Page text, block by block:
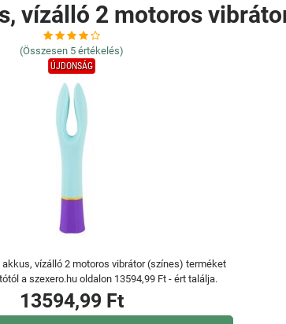
vízálló 2 motoros
(Összesen 5 értékelés)
ÚJDONSÁG
akkus, vízálló 2 motoros vibrátor (színes) terméket
a szexero.hu oldalon 13594,99 Ft - ért találja.
13594,99 Ft